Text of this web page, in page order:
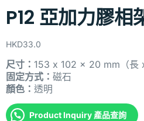
P12 亞加力膠
HKD33.0
尺寸： 153 x 102 x 20 mm（長
固定方式： 磁石
顏色： 透明
Product Inquiry 產品查詢